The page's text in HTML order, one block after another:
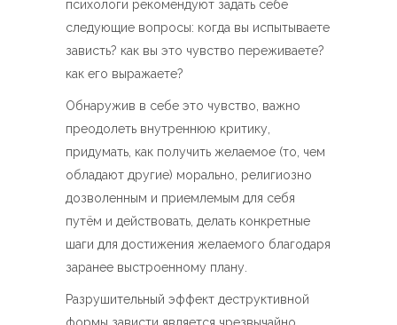
психологи рекомендуют задать себе
следующие вопросы: когда вы испытываете
зависть? как вы это чувство переживаете?
как его выражаете?
Обнаружив в себе это чувство, важно
преодолеть внутреннюю критику,
придумать, как получить желаемое (то, чем
обладают другие) морально, религиозно
дозволенным и приемлемым для себя
путём и действовать, делать конкретные
шаги для достижения желаемого благодаря
заранее выстроенному плану.
Разрушительный эффект деструктивной